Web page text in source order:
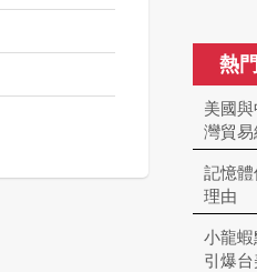
熱
美國
灣貿
記憶
理由
小龍
引爆